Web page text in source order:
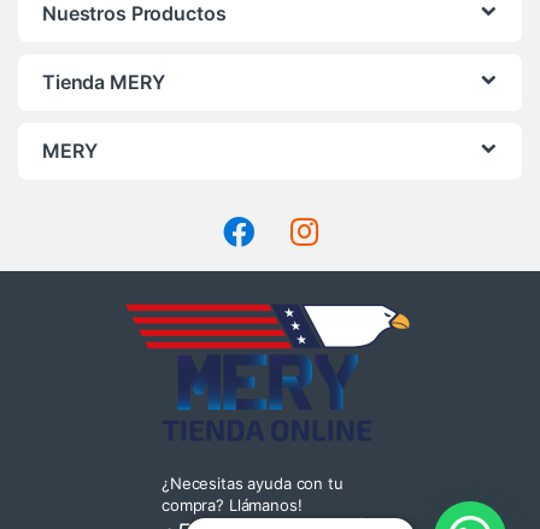
Nuestros Productos
Tienda MERY
MERY
¿Necesitas ayuda con tu
compra? Llámanos!